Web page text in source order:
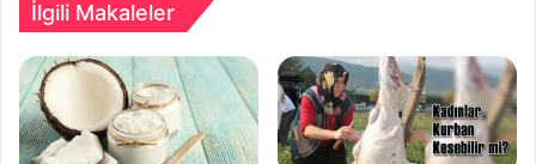
İlgili Makaleler